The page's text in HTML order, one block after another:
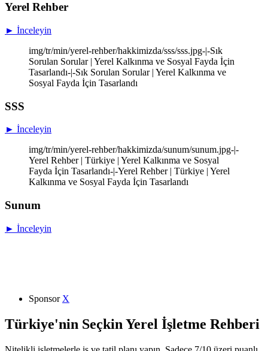
Yerel Rehber
► İnceleyin
img/tr/min/yerel-rehber/hakkimizda/sss/sss.jpg-|-Sık
Sorulan Sorular | Yerel Kalkınma ve Sosyal Fayda İçin
Tasarlandı-|-Sık Sorulan Sorular | Yerel Kalkınma ve
Sosyal Fayda İçin Tasarlandı
SSS
► İnceleyin
img/tr/min/yerel-rehber/hakkimizda/sunum/sunum.jpg-|-
Yerel Rehber | Türkiye | Yerel Kalkınma ve Sosyal
Fayda İçin Tasarlandı-|-Yerel Rehber | Türkiye | Yerel
Kalkınma ve Sosyal Fayda İçin Tasarlandı
Sunum
► İnceleyin
Sponsor X
Türkiye'nin Seçkin Yerel İşletme Rehberi